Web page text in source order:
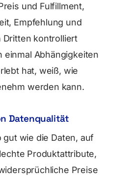
und Fulfillment,
Empfehlung und
Dritten kontrolliert
einmal Abhängigkeiten
hat, weiß, wie
werden kann.
Datenqualität
gut wie die Daten, auf
Produktattribute,
Preise